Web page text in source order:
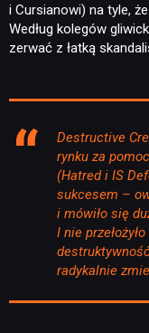
i Cursianowi) na tyle,
Według kolegów
zerwać z łatką
Destructive
rynku za
(Hatred i IS
sukcesem –
i mówiło się
I nie
radykalnie